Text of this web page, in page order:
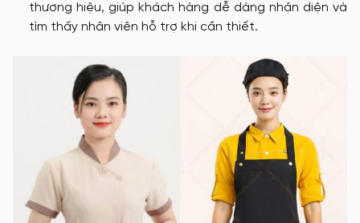
thương hiệu, giúp khách hàng dễ dàng nhận diện và
tìm thấy nhân viên hỗ trợ khi cần thiết.